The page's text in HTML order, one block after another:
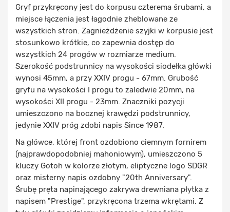
Gryf przykręcony jest do korpusu czterema śrubami, a
miejsce łączenia jest łagodnie zheblowane ze
wszystkich stron. Zagnieżdżenie szyjki w korpusie jest
stosunkowo krótkie, co zapewnia dostęp do
wszystkich 24 progów w rozmiarze medium.
Szerokość podstrunnicy na wysokości siodełka główki
wynosi 45mm, a przy XXIV progu - 67mm. Grubość
gryfu na wysokości I progu to zaledwie 20mm, na
wysokości XII progu - 23mm. Znaczniki pozycji
umieszczono na bocznej krawędzi podstrunnicy,
jedynie XXIV próg zdobi napis Since 1987.
Na główce, której front ozdobiono ciemnym fornirem
(najprawdopodobniej mahoniowym), umieszczono 5
kluczy Gotoh w kolorze złotym, eliptyczne logo SDGR
oraz misterny napis ozdobny "20th Anniversary".
Śrubę pręta napinającego zakrywa drewniana płytka z
napisem "Prestige", przykręcona trzema wkrętami. Z